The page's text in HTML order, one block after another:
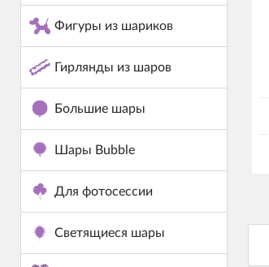
Фигуры из шариков
Гирлянды из шаров
Большие шары
Шары Bubble
Для фотосессии
Светящиеся шары